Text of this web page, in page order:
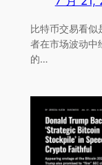
比特币交易看似
者在市场波动中
的…